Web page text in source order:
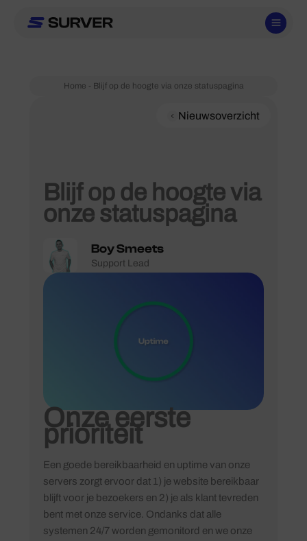
Home - Blijf op de hoogte via onze statuspagina
Blijf op de hoogte via
onze statuspagina
Boy Smeets
Support Lead
Onze eerste
prioriteit
Een goede bereikbaarheid en uptime van onze
servers zorgt ervoor dat 1) je website bereikbaar
blijft voor je bezoekers en 2) je als klant tevreden
bent met onze service. Ondanks dat alle
systemen 24/7 worden gemonitord en we onze
Nieuwsoverzicht